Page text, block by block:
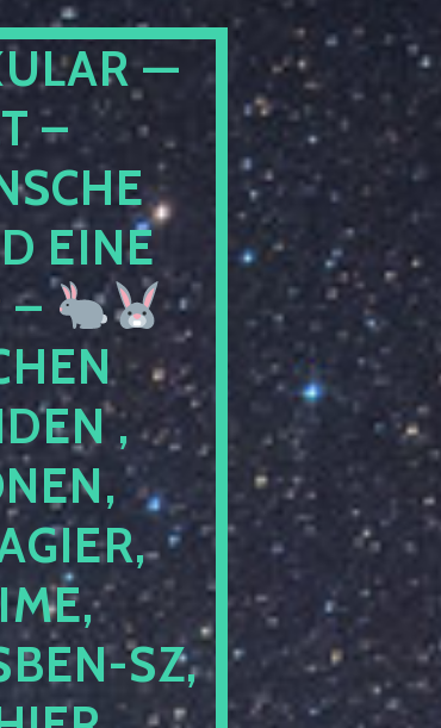
—
–
EINE
–
,
SZ,